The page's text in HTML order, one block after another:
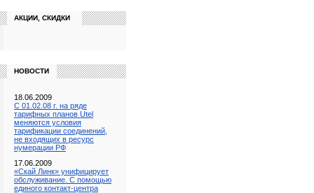
АКЦИИ, СКИДКИ
НОВОСТИ
18.06.2009
C 01.02.08 г. на ряде
тарифных планов Utel
меняются условия
тарификации соединений,
не входящих в ресурс
нумерации РФ
17.06.2009
«Скай Линк» унифицирует
обслуживание. С помощью
единого контакт-центра